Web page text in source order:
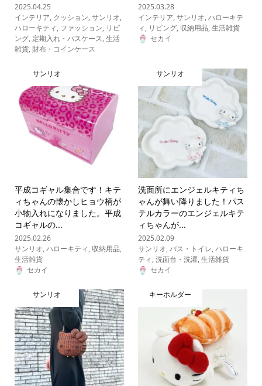
2025.04.25
インテリア, クッション,サンリオ,
ハローキティ, ファッション, リビ
ング, 定期入れ・パスケース,生活
雑貨, 財布・コインケース
2025.03.28
インテリア,サンリオ,ハローキテ
ィ, リビング, 収納用品,生活雑貨
セカイ
サンリオ
平成コギャル集合です！キテ
ィちゃんの懐かしヒョウ柄が
小物入れになりました。平成
コギャルの...
2025.02.26
サンリオ,ハローキティ, 収納用品,
生活雑貨
セカイ
サンリオ
洗面所にエンジェルキティち
ゃんが舞い降りました！パス
テルカラーのエンジェルキテ
ィちゃんが...
2025.02.09
サンリオ,バス・トイレ,ハローキ
ティ,洗面台・洗濯,生活雑貨
セカイ
サンリオ キーホルダー